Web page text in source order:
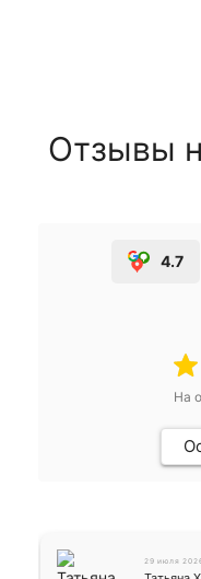
Отзывы
4.7
На
29 июля